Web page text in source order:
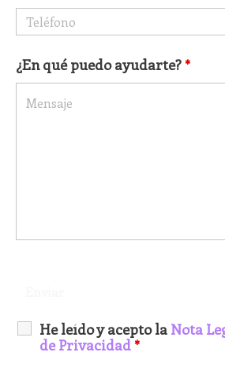
¿En qué puedo ayudarte?*
He leído y acepto la Nota
de Privacidad*